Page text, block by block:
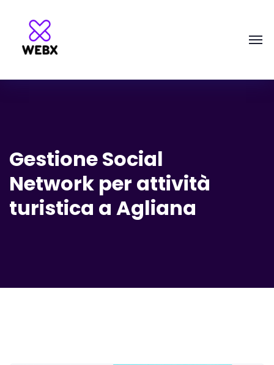
Gestione Social
Network per attività
turistica a Agliana